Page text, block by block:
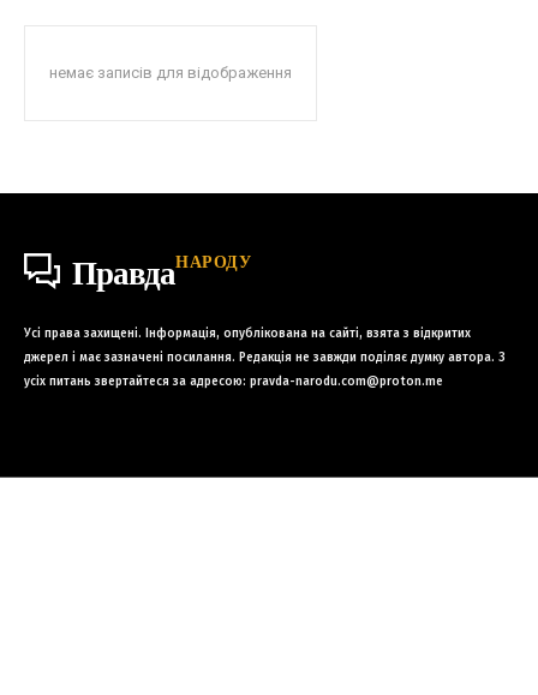
немає записів для відображення
ПравдаНАРОДУ
Усі права захищені. Інформація, опублікована на сайті, взята з відкритих
джерел і має зазначені посилання. Редакція не завжди поділяє думку автора. З
усіх питань звертайтеся за адресою: pravda-narodu.com@proton.me